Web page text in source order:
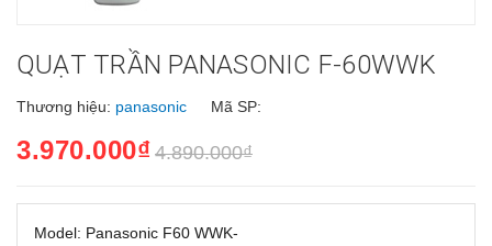
QUẠT TRẦN PANASONIC F-60WWK
Thương hiệu: panasonic Mã SP:
3.970.000₫ 4.890.000₫
Model: Panasonic F60 WWK-